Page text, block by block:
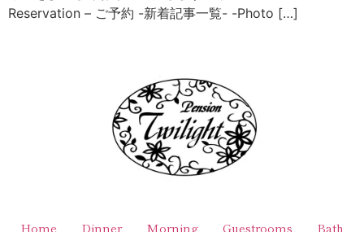
Reservation – ご予約 -新着記事一覧- -Photo […]
Home Dinner Morning Guestrooms Bath